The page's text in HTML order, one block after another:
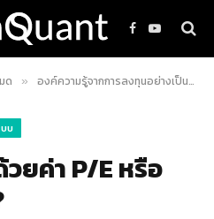
Facebook
YouTube
ด » องค์ความรู้จากการลงทุนอย่างเป็นระบบ
บ
ยค่า P/E หรือ